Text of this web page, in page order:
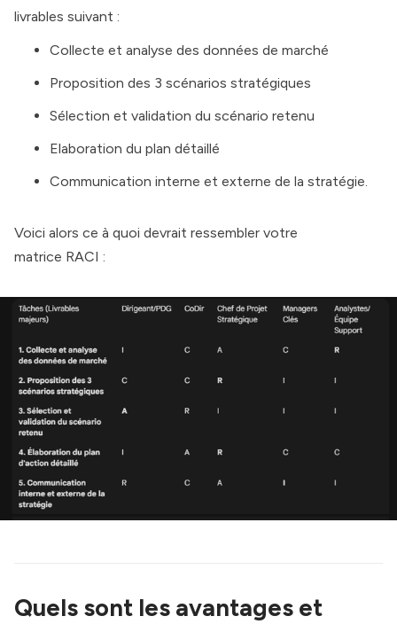
livrables suivant :
Collecte et analyse des données de marché
Proposition des 3 scénarios stratégiques
Sélection et validation du scénario retenu
Elaboration du plan détaillé
Communication interne et externe de la stratégie.
Voici alors ce à quoi devrait ressembler votre
matrice RACI :
Quels sont les avantages et